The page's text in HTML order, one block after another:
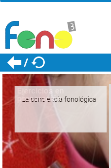
/
La conciencia fonológica
preparación